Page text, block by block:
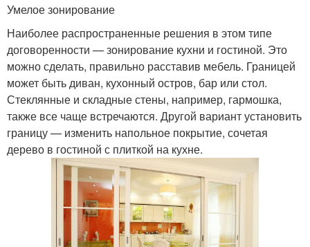
Умелое зонирование
Наиболее распространенные решения в этом типе
договоренности — зонирование кухни и гостиной. Это
можно сделать, правильно расставив мебель. Границей
может быть диван, кухонный остров, бар или стол.
Стеклянные и складные стены, например, гармошка,
также все чаще встречаются. Другой вариант установить
границу — изменить напольное покрытие, сочетая
дерево в гостиной с плиткой на кухне.